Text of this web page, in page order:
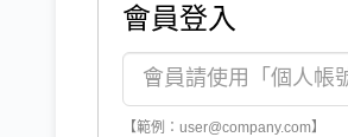
會員登入
【範例：user@company.com】